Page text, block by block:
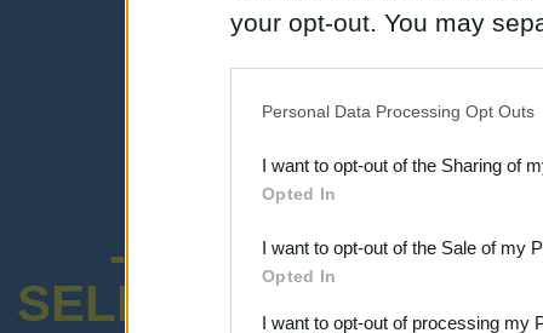
your opt-out. You may
Downstream Participants
third parties.
Personal Data Processing Opt Outs
I want to opt-out of the Sharing of
Opted In
I want to opt-out of the Sale of my
Opted In
I want to opt-out of processing my
-ENCUESTA
SELECTIVO